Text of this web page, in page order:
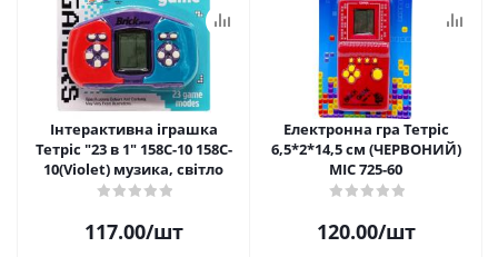
Інтерактивна іграшка
Тетріс "23 в 1" 158C-10 158C-
10(Violet) музика, світло
117.00/шт
Електронна гра Тетріс
6,5*2*14,5 см (ЧЕРВОНИЙ)
MIC 725-60
120.00/шт